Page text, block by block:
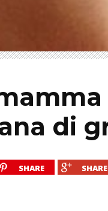
di
SHARE SHARE